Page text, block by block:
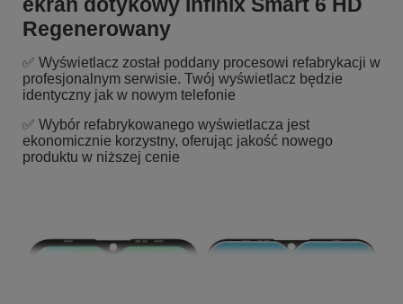
Regenerowany
✅ Wyświetlacz został poddany procesowi refabrykacji w
profesjonalnym serwisie. Twój wyświetlacz będzie
identyczny jak w nowym telefonie
✅ Wybór refabrykowanego wyświetlacza jest
ekonomicznie korzystny, oferując jakość nowego
produktu w niższej cenie